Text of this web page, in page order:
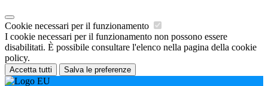
Cookie necessari per il funzionamento
I cookie necessari per il funzionamento non possono essere
disabilitati. È possibile consultare l'elenco nella pagina della cookie
policy.
Accetta tutti Salva le preferenze